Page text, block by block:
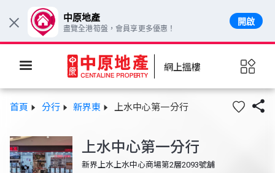
網上搵樓
首頁 分行 新界東 上水中心第一分行 
上水中心第一分行
新界上水上水中心商場第2層2093號舖
× 中原地產
盡覽全港筍盤，會員享更多優惠！
開啟